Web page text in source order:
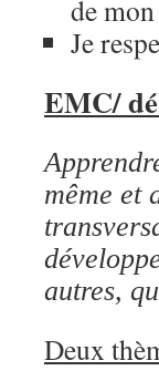
de
Je
EMC/
même et
autres,
Deux